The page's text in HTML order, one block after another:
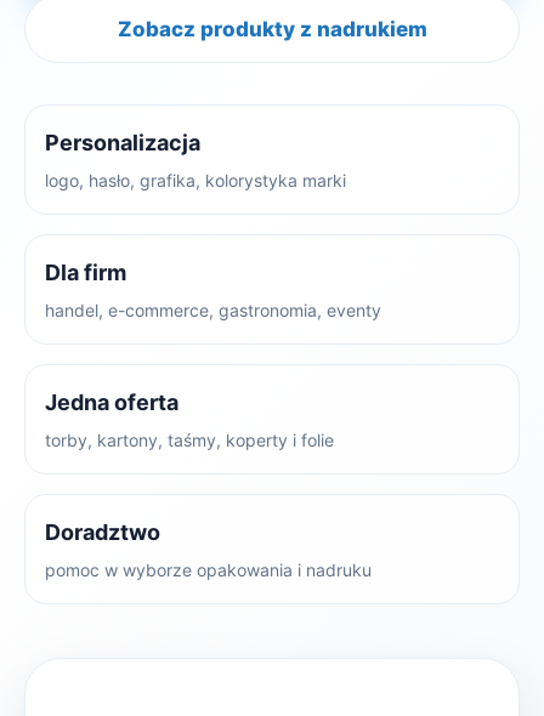
Zobacz produkty z nadrukiem
Personalizacja
logo, hasło, grafika, kolorystyka marki
Dla firm
handel, e-commerce, gastronomia, eventy
Jedna oferta
torby, kartony, taśmy, koperty i folie
Doradztwo
pomoc w wyborze opakowania i nadruku